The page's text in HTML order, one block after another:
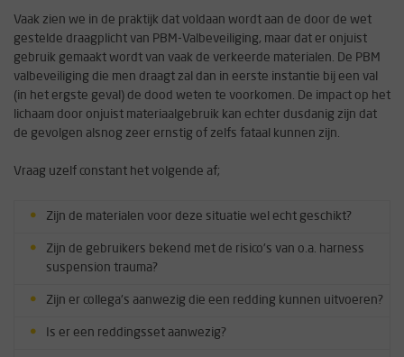
Vaak zien we in de praktijk dat voldaan wordt aan de door de wet
gestelde draagplicht van PBM-Valbeveiliging, maar dat er onjuist
gebruik gemaakt wordt van vaak de verkeerde materialen. De PBM
valbeveiliging die men draagt zal dan in eerste instantie bij een val
(in het ergste geval) de dood weten te voorkomen. De impact op het
lichaam door onjuist materiaalgebruik kan echter dusdanig zijn dat
de gevolgen alsnog zeer ernstig of zelfs fataal kunnen zijn.
Vraag uzelf constant het volgende af;
Zijn de materialen voor deze situatie wel echt geschikt?
Zijn de gebruikers bekend met de risico's van o.a. harness
suspension trauma?
Zijn er collega's aanwezig die een redding kunnen uitvoeren?
Is er een reddingsset aanwezig?